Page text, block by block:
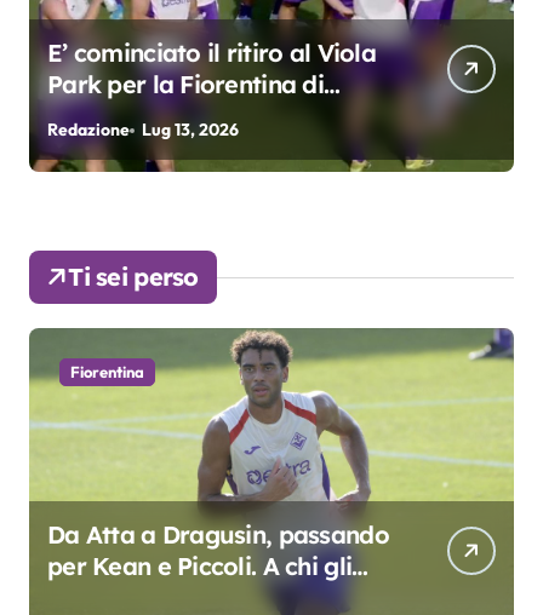
Grosso: “Giocheremo col 4-3-
3. Kean e Fagioli
fondamentali. Atta grande
colpo”
Redazione Lug 9, 2026
Ti sei perso
Fiorentina
Da Atta a Dragusin, passando
per Kean e Piccoli. A chi gli
oscar del precampionato?